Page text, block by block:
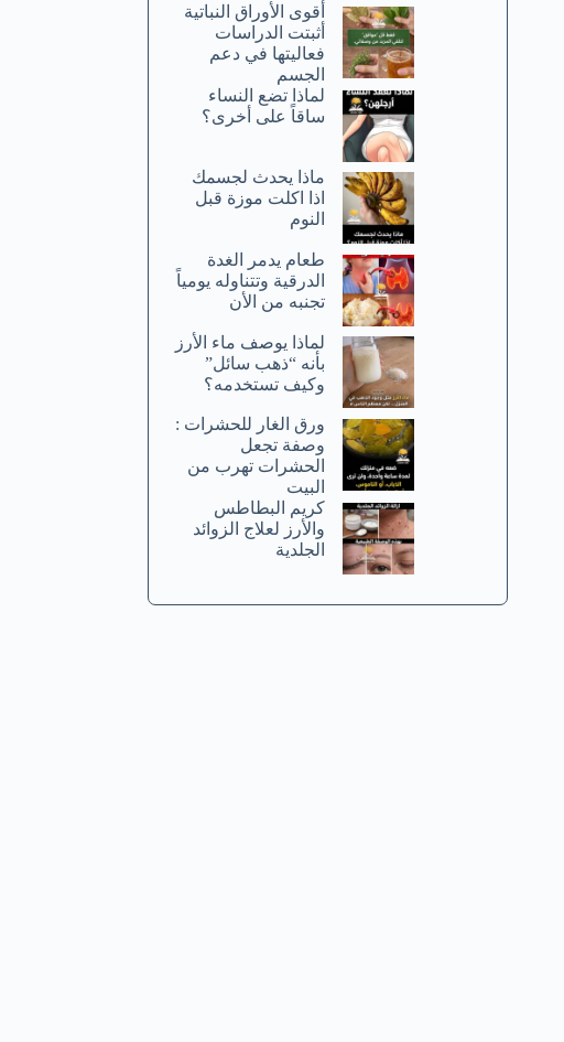
أقوى الأوراق النباتية
أثبتت الدراسات
فعاليتها في دعم
الجسم
لماذا تضع النساء
ساقاً على أخرى؟
ماذا يحدث لجسمك
اذا اكلت موزة قبل
النوم
طعام يدمر الغدة
الدرقية وتتناوله يومياً
تجنبه من الأن
لماذا يوصف ماء الأرز
بأنه “ذهب سائل”
وكيف تستخدمه؟
ورق الغار للحشرات :
وصفة تجعل
الحشرات تهرب من
البيت
كريم البطاطس
والأرز لعلاج الزوائد
الجلدية